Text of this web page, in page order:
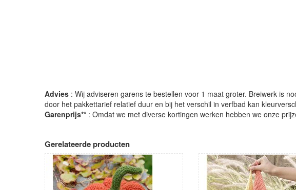
Advies : Wij adviseren garens te bestellen voor 1 maat groter. Breiwerk is
door het pakkettarief relatief duur en bij het verschil in verfbad kan
Garenprijs** : Omdat we met diverse kortingen werken hebben we onze
Gerelateerde producten